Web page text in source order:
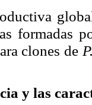
formadas
clones de
y las